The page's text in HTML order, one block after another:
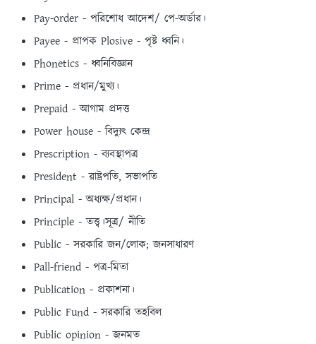
Pay-order - পরিশােধ আদেশ/ পে-অর্ডার।
Payee - প্রাপক Plosive - পৃষ্ট ধ্বনি।
Phonetics - ধ্বনিবিজ্ঞান
Prime - প্রধান/মুখ্য।
Prepaid - আগাম প্রদত্ত
Power house - বিদ্যুৎ কেন্দ্র
Prescription - ব্যবস্থাপত্র
President - রাষ্ট্রপতি, সভাপতি
Principal - অধ্যক্ষ/প্রধান।
Principle - তত্ত্ব।সূত্র/ নীতি
Public - সরকারি জন/লােক; জনসাধারণ
Pall-friend - পত্র-মিতা
Publication - প্রকাশনা।
Public Fund - সরকারি তহবিল
Public opinion - জনমত